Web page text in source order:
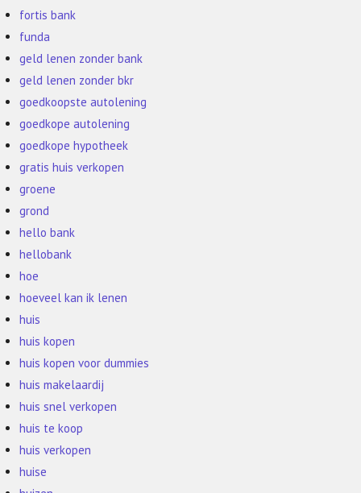
fortis bank
funda
geld lenen zonder bank
geld lenen zonder bkr
goedkoopste autolening
goedkope autolening
goedkope hypotheek
gratis huis verkopen
groene
grond
hello bank
hellobank
hoe
hoeveel kan ik lenen
huis
huis kopen
huis kopen voor dummies
huis makelaardij
huis snel verkopen
huis te koop
huis verkopen
huise